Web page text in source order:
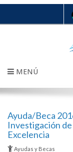
MENÚ
Ayuda/Beca
Investigación
Excelencia
Ayudas y Becas